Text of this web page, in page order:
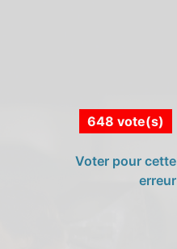
648 vote(s)
Voter pour cette
erreur